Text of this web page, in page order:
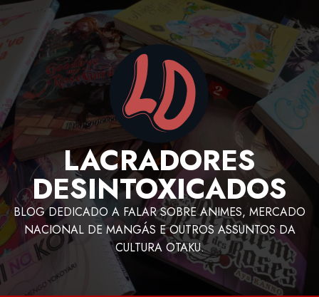
LACRADORES
DESINTOXICADOS
BLOG DEDICADO A FALAR SOBRE ANIMES, MERCADO
NACIONAL DE MANGÁS E OUTROS ASSUNTOS DA
CULTURA OTAKU.